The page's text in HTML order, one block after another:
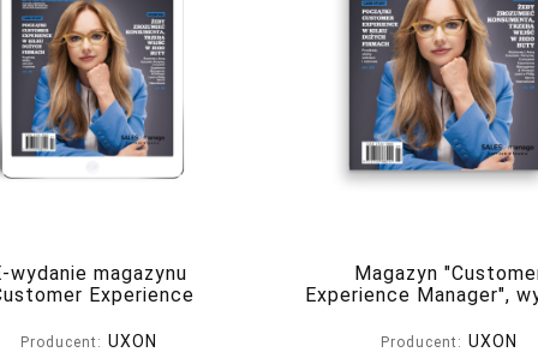
wydanie magazynu
Experience
sierpień 2022
Producent: UXON
Magazyn
Experience Manager",
Producent: UXON